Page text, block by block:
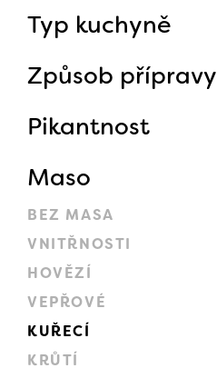
Typ kuchyně
Způsob přípravy
Pikantnost
Maso
BEZ MASA
VNITŘNOSTI
HOVĚZÍ
VEPŘOVÉ
KUŘECÍ
KRŮTÍ